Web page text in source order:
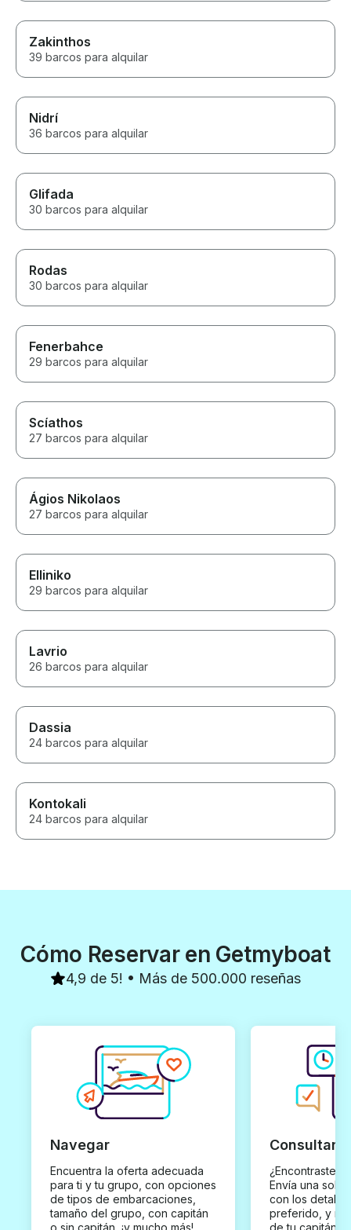
Zakinthos
39 barcos para alquilar
Nidrí
36 barcos para alquilar
Glifada
30 barcos para alquilar
Rodas
30 barcos para alquilar
Fenerbahce
29 barcos para alquilar
Scíathos
27 barcos para alquilar
Ágios Nikolaos
27 barcos para alquilar
Elliniko
29 barcos para alquilar
Lavrio
26 barcos para alquilar
Dassia
24 barcos para alquilar
Kontokali
24 barcos para alquilar
Cómo Reservar en Getmyboat
4,9 de 5! • Más de 500.000 reseñas
Navegar
Encuentra la oferta adecuada
para ti y tu grupo, con opciones
de tipos de embarcaciones,
tamaño del grupo, con capitán
Consultar
¿Encontraste
Envía una
con los
preferido, y